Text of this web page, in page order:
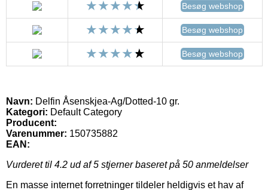
Besøg webshop
Besøg webshop
Besøg webshop
Navn: Delfin Åsenskjea-Ag/Dotted-10 gr.
Kategori: Default Category
Producent:
Varenummer: 150735882
EAN:
Vurderet til 4.2 ud af 5 stjerner baseret på 50 anmeldelser
En masse internet forretninger tildeler heldigvis et hav af